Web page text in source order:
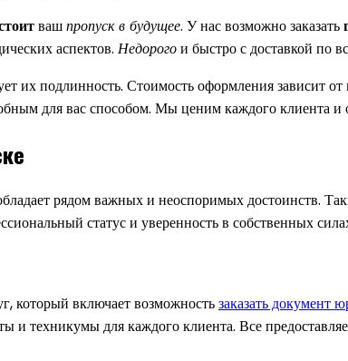
вашпропуск в будущее. У нас возможно заказать
аспектов. Недорогои быстро с доставкой по
их подлинность. Стоимость оформления зависит
для вас способом. Мы ценим каждого клиента и
рядом важных и неоспоримых достоинств.
статус и уверенность в собственных
который включает возможностьзаказать документ
техникумы для каждого клиента. Все